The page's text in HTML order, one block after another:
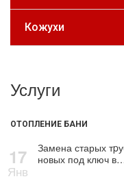
Кожухи
Услуги
ОТОПЛЕНИЕ БАНИ
17
Янв
Замена старых
новых под ключ